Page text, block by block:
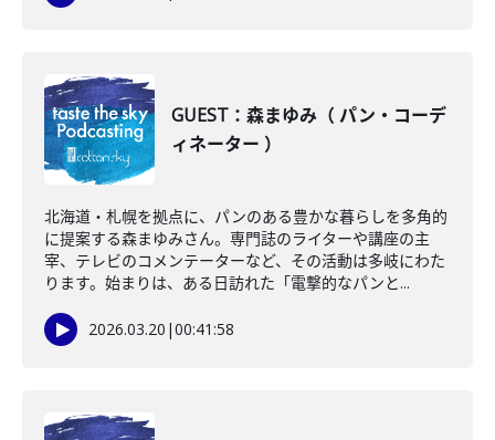
GUEST：森まゆみ（ パン・コーデ
ィネーター ）
北海道・札幌を拠点に、パンのある豊かな暮らしを多角的
に提案する森まゆみさん。専門誌のライターや講座の主
宰、テレビのコメンテーターなど、その活動は多岐にわた
ります。始まりは、ある日訪れた「電撃的なパンと...
2026.03.20 |00:41:58